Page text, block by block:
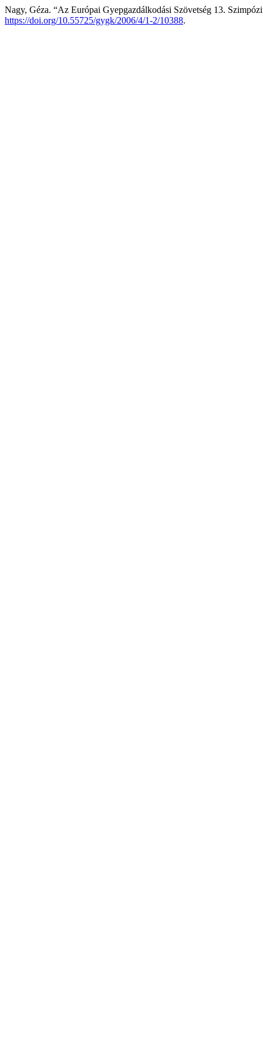
Nagy, Géza. “Az Európai Gyepgazdálkodási Szövetség 13.
https://doi.org/10.55725/gygk/2006/4/1-2/10388.